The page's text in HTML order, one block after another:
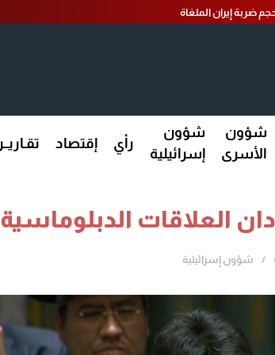
ضربة إيران الملغاة
شؤون
الأسرى
شؤون
إسرائيلية
رأي إقتصاد تقـاريــر
العلاقات الدبلوماسية
شؤون إسرائيلية